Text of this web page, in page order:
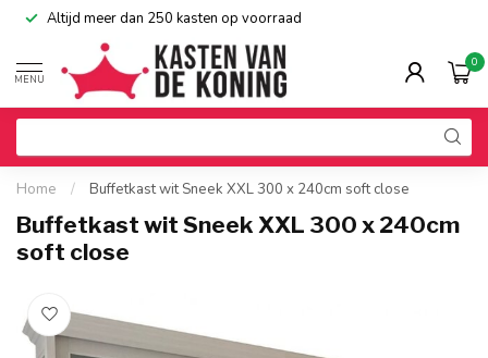
Altijd meer dan 250 kasten op voorraad
MENU
0
Home / Buffetkast wit Sneek XXL 300 x 240cm soft close
Buffetkast wit Sneek XXL 300 x 240cm
soft close